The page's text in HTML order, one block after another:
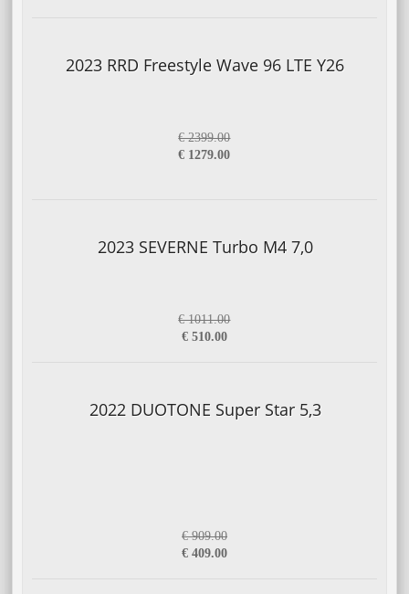
2023 RRD Freestyle Wave 96 LTE Y26
€ 2399.00
€ 1279.00
2023 SEVERNE Turbo M4 7,0
€ 1011.00
€ 510.00
2022 DUOTONE Super Star 5,3
€ 909.00
€ 409.00